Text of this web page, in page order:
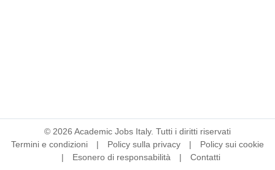
© 2026 Academic Jobs Italy. Tutti i diritti riservati
Termini e condizioni
| Policy sulla privacy |
Policy sui cookie
|
Esonero di responsabilità | Contatti